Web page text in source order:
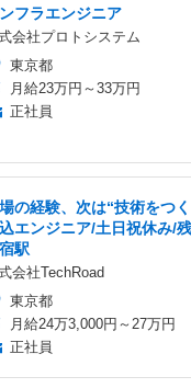
フラエンジニア
会社プロトシステム
東京都
月給23万円～33万円
正社員
の経験、次は“技術をつ
エンジニア/土日祝休み/
駅
会社TechRoad
東京都
月給24万3,000円～27万円
正社員